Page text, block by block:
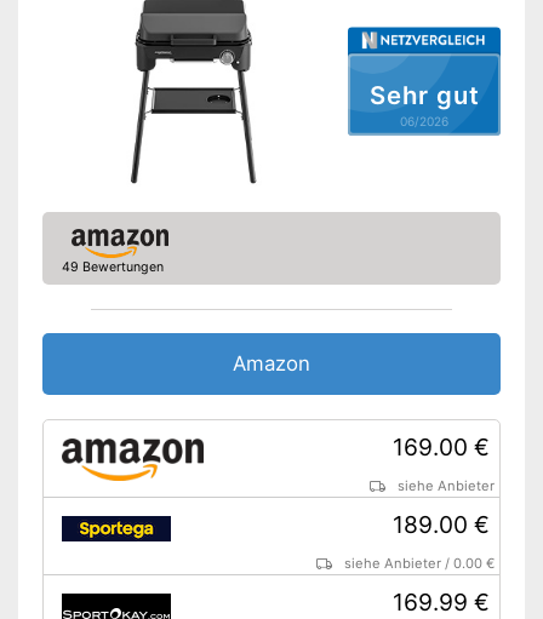
Kann die Temperatur
Mobil dank angebrachter
Amazon Lieferzeit
siehe Anbieter
Sehr gut
06/2026
49 Bewertungen
Amazon
169.00 €
siehe Anbieter
189.00 €
siehe Anbieter /0.00 €
169.99 €